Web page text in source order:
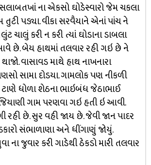
ના એકસો ઘોડેસ્વારો જેમ ચકલા
પડ્યા. વીકા સરવૈયાને એનાં પાંચ ને
ચાલું કરી ન કરી ત્યાં ઘોડાના ડાબલા
છે. બેય હાથમાં તલવાર રહી ગઇ છે ને
થાજો. વાસાવડ માથે હાથ નાખનારા
સામા દોડયા. ગામલોક પણ નીકળી
ધોળા શેઠના ભાઇબંધ જેઠાભાઈ
ગામ પરણવા ગઇ હતી ઇ આવી.
રહી છે. સુર વહી જાય છે. જેવી જાન પાદર
સંભાળાણા અને ધીંગાણું જોયું.
ના જુવાર કરી ગાડેથી ઠેકડો મારી તલવાર